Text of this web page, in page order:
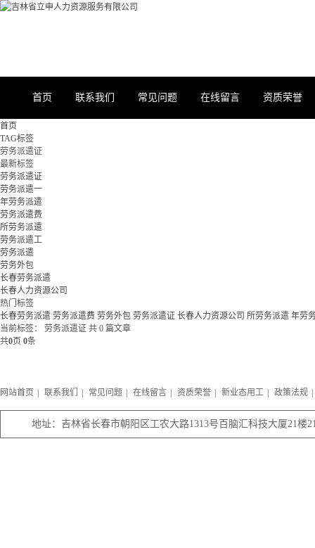
首页 联系我们 常见问题 在线留言 资质荣誉
首页
TAG标签
劳务派遣证
最新标签
劳务派遣证
劳务派遣一
年劳务派遣
劳务派遣费
所劳务派遣
劳务派遣工
劳务派遣
劳务外包
长春劳务派遣
长春人力资源公司
热门标签
长春劳务派遣 劳务派遣费 劳务外包 劳务派遣证 长春人力资源公司 所劳务派遣 年劳
当前标签：
劳务派遣证 共 0 篇文章
共0页 0条
网站首页 联系我们 常见问题 在线留言 资质荣誉 新业态用工 政策法规
地址：吉林省长春市朝阳区工农大路1313号百脑汇科技大厦21楼